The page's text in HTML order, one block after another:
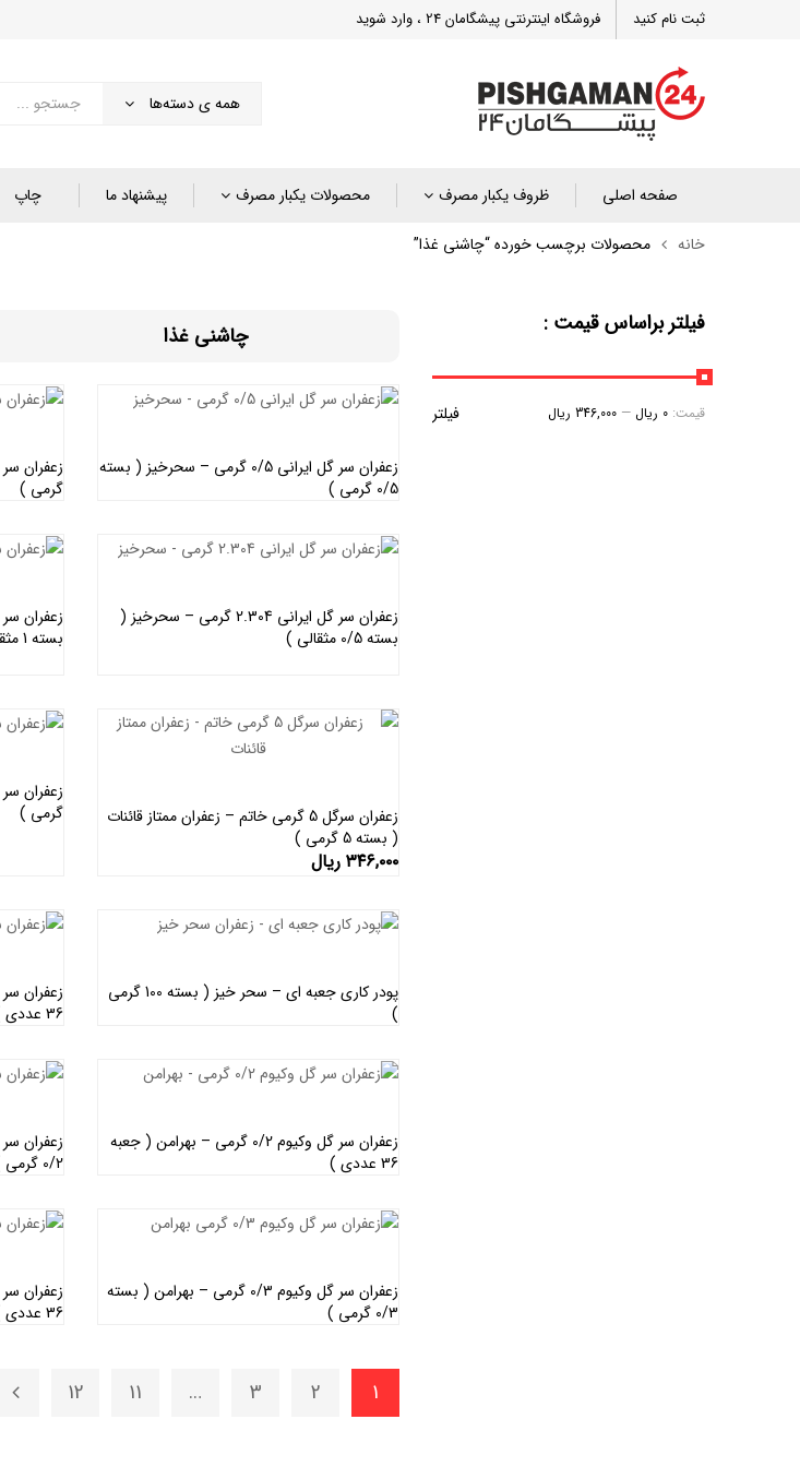
ثبت نام کنید فروشگاه اینترنتی پیشگامان 24 ، وارد شوید
همه ی دسته‌ها
صفحه اصلی ظروف یکبار مصرف محصولات یکبار مصرف پیشنهاد ما چاپ
خانه محصولات برچسب خورده “چاشنی غذا”
چاشنی غذا
زعفران سر گل ایرانی 0/5 گرمی – سحرخیز ( بسته
0/5 گرمی )
گرمی )
اطلاعات بیشتر
زعفران سر گل ایرانی 2.304 گرمی – سحرخیز (
بسته 0/5 مثقالی )
بسته 1 مثقالی )
زعفران سرگل 5 گرمی خاتم – زعفران ممتاز قائنات
( بسته 5 گرمی )
۳۴۶,۰۰۰ ریال
گرمی )
پودر کاری جعبه ای – سحر خیز ( بسته 100 گرمی
)
36 عددی )
زعفران سر گل وکیوم 0/2 گرمی – بهرامن ( جعبه
36 عددی )
0/2 گرمی )
زعفران سر گل وکیوم 0/3 گرمی – بهرامن ( بسته
0/3 گرمی )
36 عددی )
1
2
3
…
11
12
فیلتر براساس قیمت :
فیلتر قیمت: 0 ریال — 346,000 ریال